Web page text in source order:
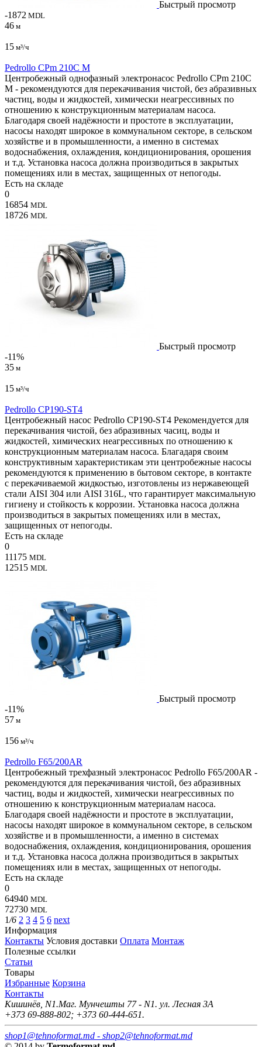
Быстрый просмотр
-1872 MDL
46 м
15 м³/ч
Pedrollo CPm 210С M
Центробежный однофазный электронасос Pedrollo CPm 210С
M - рекомендуются для перекачивания чистой, без абразивных
частиц, воды и жидкостей, химически неагрессивных по
отношению к конструкционным материалам насоса.
Благодаря своей надёжности и простоте в эксплуатации,
насосы находят широкое в коммунальном секторе, в сельском
хозяйстве и в промышленности, а именно в системах
водоснабжения, охлаждения, кондиционирования, орошения
и т.д. Установка насоса должна производиться в закрытых
помещениях или в местах, защищенных от непогоды.
Есть на складе
0
16854 MDL
18726 MDL
Быстрый просмотр
-11%
35 м
15 м³/ч
Pedrollo CP190-ST4
Центробежный насос Pedrollo CP190-ST4 Рекомендуется для
перекачивания чистой, без абразивных часиц, воды и
жидкостей, химических неагрессивных по отношению к
конструкционным материалам насоса. Благадаря своим
конструктивным характеристикам эти центробежные насосы
рекомендуются к применению в бытовом секторе, в контакте
с перекачиваемой жидкостью, изготовлены из нержавеющей
стали AISI 304 или AISI 316L, что гарантирует максимальную
гигиену и стойкость к коррозии. Установка насоса должна
производиться в закрытых помещениях или в местах,
защищенных от непогоды.
Есть на складе
0
11175 MDL
12515 MDL
Быстрый просмотр
-11%
57 м
156 м³/ч
Pedrollo F65/200AR
Центробежный трехфазный электронасос Pedrollo F65/200AR -
рекомендуются для перекачивания чистой, без абразивных
частиц, воды и жидкостей, химически неагрессивных по
отношению к конструкционным материалам насоса.
Благодаря своей надёжности и простоте в эксплуатации,
насосы находят широкое в коммунальном секторе, в сельском
хозяйстве и в промышленности, а именно в системах
водоснабжения, охлаждения, кондиционирования, орошения
и т.д. Установка насоса должна производиться в закрытых
помещениях или в местах, защищенных от непогоды.
Есть на складе
0
64940 MDL
72730 MDL
1/6 2 3 4 5 6 next
Информация
Контакты Условия доставки Оплата Монтаж
Полезные ссылки
Статьи
Товары
Избранные Корзина
Контакты
Кишинёв, N1.Маг. Мунчешты 77 - N1. ул. Лесная 3А
+373 69-888-802; +373 60-444-651.
shop1@tehnoformat.md - shop2@tehnoformat.md